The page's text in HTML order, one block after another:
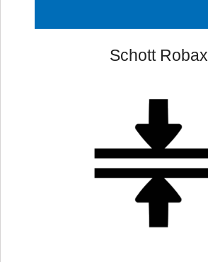
Schott Robax